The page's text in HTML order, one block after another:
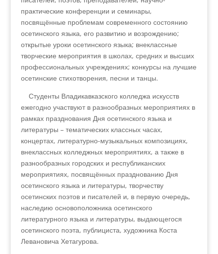
практические конференции и семинары,
посвящённые проблемам современного состоянию
осетинского языка, его развитию и возрождению;
открытые уроки осетинского языка; внеклассные
творческие мероприятия в школах, средних и высших
профессиональных учреждениях; конкурсы на лучшие
осетинские стихотворения, песни и танцы.
Студенты Владикавказского колледжа искусств
ежегодно участвуют в разнообразных мероприятиях в
рамках празднования Дня осетинского языка и
литературы – тематических классных часах,
концертах, литературно-музыкальных композициях,
внеклассных колледжных мероприятиях, а также в
разнообразных городских и республиканских
мероприятиях, посвящённых празднованию Дня
осетинского языка и литературы, творчеству
осетинских поэтов и писателей и, в первую очередь,
наследию основоположника осетинского
литературного языка и литературы, выдающегося
осетинского поэта, публициста, художника Коста
Левановича Хетагурова.